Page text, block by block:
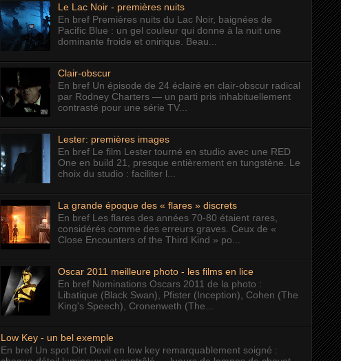
Le Lac Noir - premières nuits
En bref Premières nuits du Lac Noir, baignées de
Pacific Blue : un gel couleur qui donne à la nuit une
dominante froide et onirique. Beau...
Clair-obscur
En bref Un épisode de 24 éclairé en clair-obscur radical
par Rodney Charters — un parti pris inhabituellement
contrasté pour une série TV...
Lester: premières images
En bref Le film Lester tourné en studio avec une RED
One en build 21, presque entièrement en tungstène. Le
choix du studio : faciliter l...
La grande époque des « flares » discrets
En bref Les flares des années 70-80 étaient rares,
considérés comme des erreurs graves. Ceux de «
Close Encounters of the Third Kind » po...
Oscar 2011 meilleure photo - les films en lice
En bref Nominations Oscars 2011 de la photo :
Libatique (Black Swan), Pfister (Inception), Cohen (The
King's Speech), Cronenweth (The...
Low Key - un bel exemple
En bref Un spot Dirt Devil en low key remarquablement soigné :